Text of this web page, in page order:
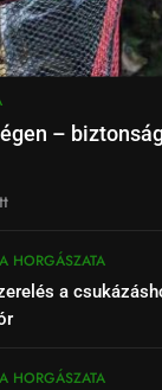
–
HORGÁSZATA
a
HORGÁSZATA